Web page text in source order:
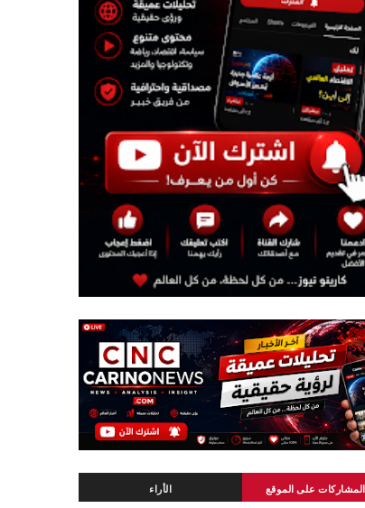
على الموقع الأراء